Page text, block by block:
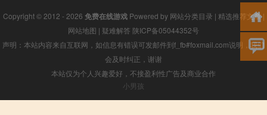
Copyright © 2012 - 2026 免费在线游戏Powered by 网站分类目录 | 精选推荐文章|
网站地图 | 疑难解答 陕ICP备05044352号
声明：本站内容来自互联网，如信息有错误可发邮件到f_fb#foxmail.com说明，我们
会及时纠正，谢谢
本站仅为个人兴趣爱好，不接盈利性广告及商业合作
小男孩